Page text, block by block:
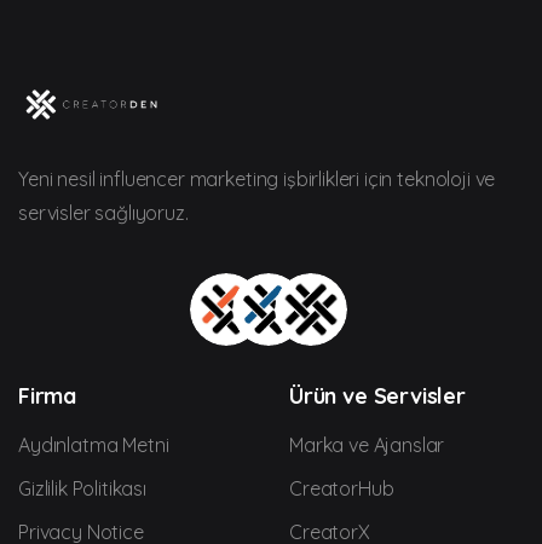
Yeni nesil influencer marketing işbirlikleri için teknoloji ve
servisler sağlıyoruz.
Firma
Aydınlatma Metni
Gizlilik Politikası
Privacy Notice
Ürün ve Servisler
Marka ve Ajanslar
CreatorHub
CreatorX